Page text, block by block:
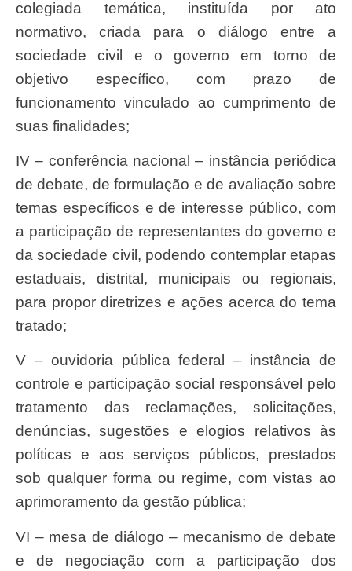
colegiada temática, instituída por ato
normativo, criada para o diálogo entre a
sociedade civil e o governo em torno de
objetivo específico, com prazo de
funcionamento vinculado ao cumprimento de
suas finalidades;
IV – conferência nacional – instância periódica
de debate, de formulação e de avaliação sobre
temas específicos e de interesse público, com
a participação de representantes do governo e
da sociedade civil, podendo contemplar etapas
estaduais, distrital, municipais ou regionais,
para propor diretrizes e ações acerca do tema
tratado;
V – ouvidoria pública federal – instância de
controle e participação social responsável pelo
tratamento das reclamações, solicitações,
denúncias, sugestões e elogios relativos às
políticas e aos serviços públicos, prestados
sob qualquer forma ou regime, com vistas ao
aprimoramento da gestão pública;
VI – mesa de diálogo – mecanismo de debate
e de negociação com a participação dos